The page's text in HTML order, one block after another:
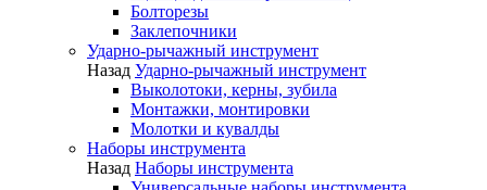
Болторезы
Заклепочники
Ударно-рычажный инструмент
Назад Ударно-рычажный инструмент
Выколотоки, керны, зубила
Монтажки, монтировки
Молотки и кувалды
Наборы инструмента
Назад Наборы инструмента